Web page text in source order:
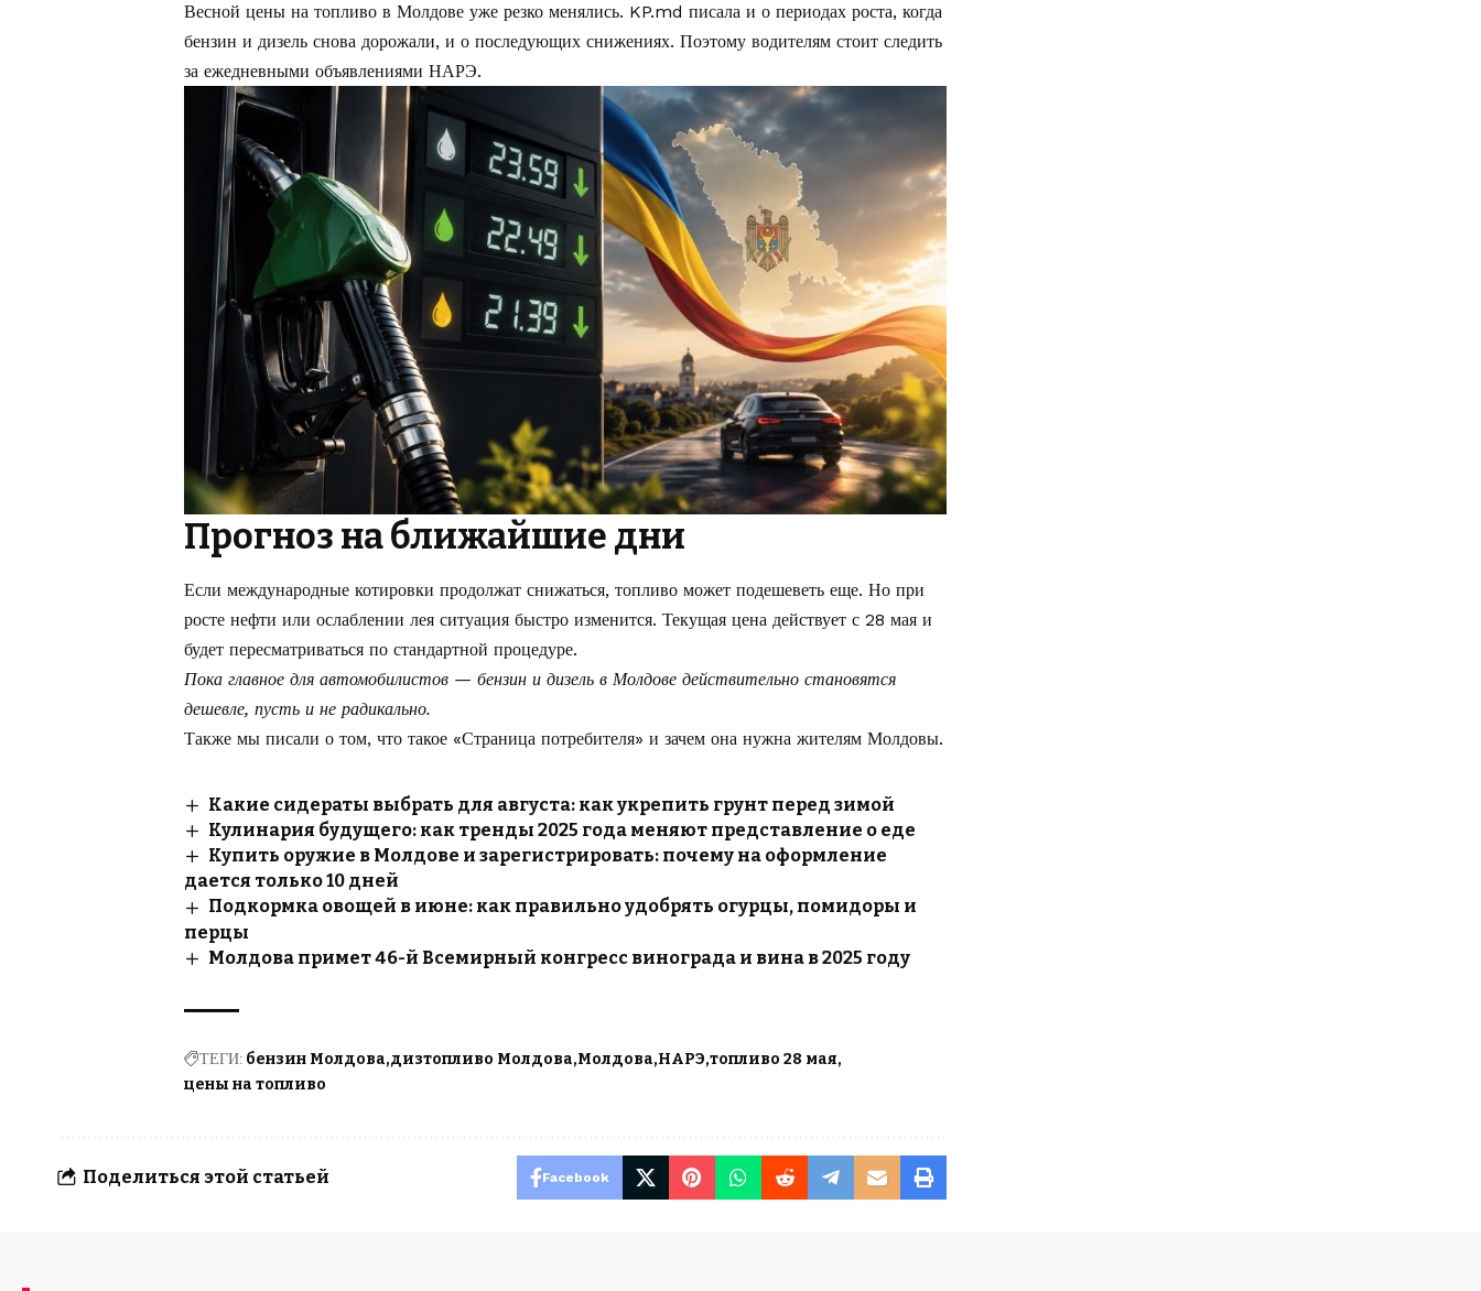
Весной цены на топливо в Молдове уже резко менялись. KP.md писала и о периодах роста, когда
бензин и дизель снова дорожали, и о последующих снижениях. Поэтому водителям стоит следить
за ежедневными объявлениями НАРЭ.
Прогноз на ближайшие дни
Если международные котировки продолжат снижаться, топливо может подешеветь еще. Но при
росте нефти или ослаблении лея ситуация быстро изменится. Текущая цена действует с 28 мая и
будет пересматриваться по стандартной процедуре.
Пока главное для автомобилистов — бензин и дизель в Молдове действительно становятся
дешевле, пусть и не радикально.
Также мы писали о том, что такое «Страница потребителя» и зачем она нужна жителям Молдовы.
Какие сидераты выбрать для августа: как укрепить грунт перед зимой
Кулинария будущего: как тренды 2025 года меняют представление о еде
Купить оружие в Молдове и зарегистрировать: почему на оформление
дается только 10 дней
Подкормка овощей в июне: как правильно удобрять огурцы, помидоры и
перцы
Молдова примет 46-й Всемирный конгресс винограда и вина в 2025 году
ТЕГИ: бензин Молдова дизтопливо Молдова Молдова НАРЭ топливо 28 мая
цены на топливо
Поделиться этой статьей Facebook